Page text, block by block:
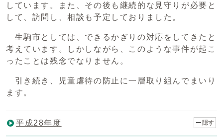
しています。また、その後も継続的な見守りが必要と
して、訪問し、相談も予定しておりました。
生駒市としては、できるかぎりの対応をしてきたと
考えています。しかしながら、このような事件が起こ
ったことは残念でなりません。
引き続き、児童虐待の防止に一層取り組んでまいり
ます。
平成28年度 隠す